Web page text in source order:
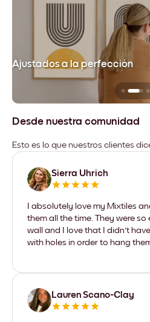
Ajustados a la perfección
Desde nuestra comunidad
Esto es lo que nuestros clientes
Sierra Uhrich
I absolutely love my Mixtiles
them all the time. They were
wall and I love that I didn't
with holes in order to hang
Lauren Scano-Clay